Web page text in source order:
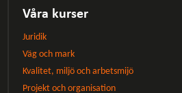
Våra kurser
Juridik
Väg och mark
Kvalitet, miljö och arbetsmijö
Projekt och organisation